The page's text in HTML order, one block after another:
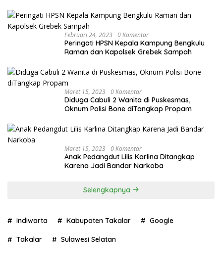
Februari 24, 2023 0 Komentar
Peringati HPSN Kepala Kampung Bengkulu
Raman dan Kapolsek Grebek Sampah
Maret 15, 2023 0 Komentar
Diduga Cabuli 2 Wanita di Puskesmas,
Oknum Polisi Bone diTangkap Propam
Maret 15, 2023 0 Komentar
Anak Pedangdut Lilis Karlina Ditangkap
Karena Jadi Bandar Narkoba
Selengkapnya
indiwarta Kabupaten Takalar Google
Takalar Sulawesi Selatan